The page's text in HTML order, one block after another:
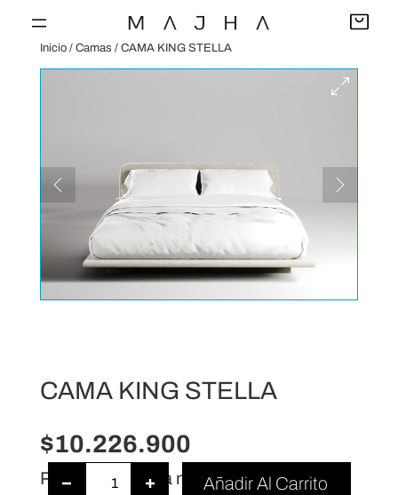
Saltar
contenido
Inicio /Camas / CAMA KING STELLA
CAMA KING STELLA
$10.226.900
Patas en madera natural + base y
C
Añadir Al Carrito